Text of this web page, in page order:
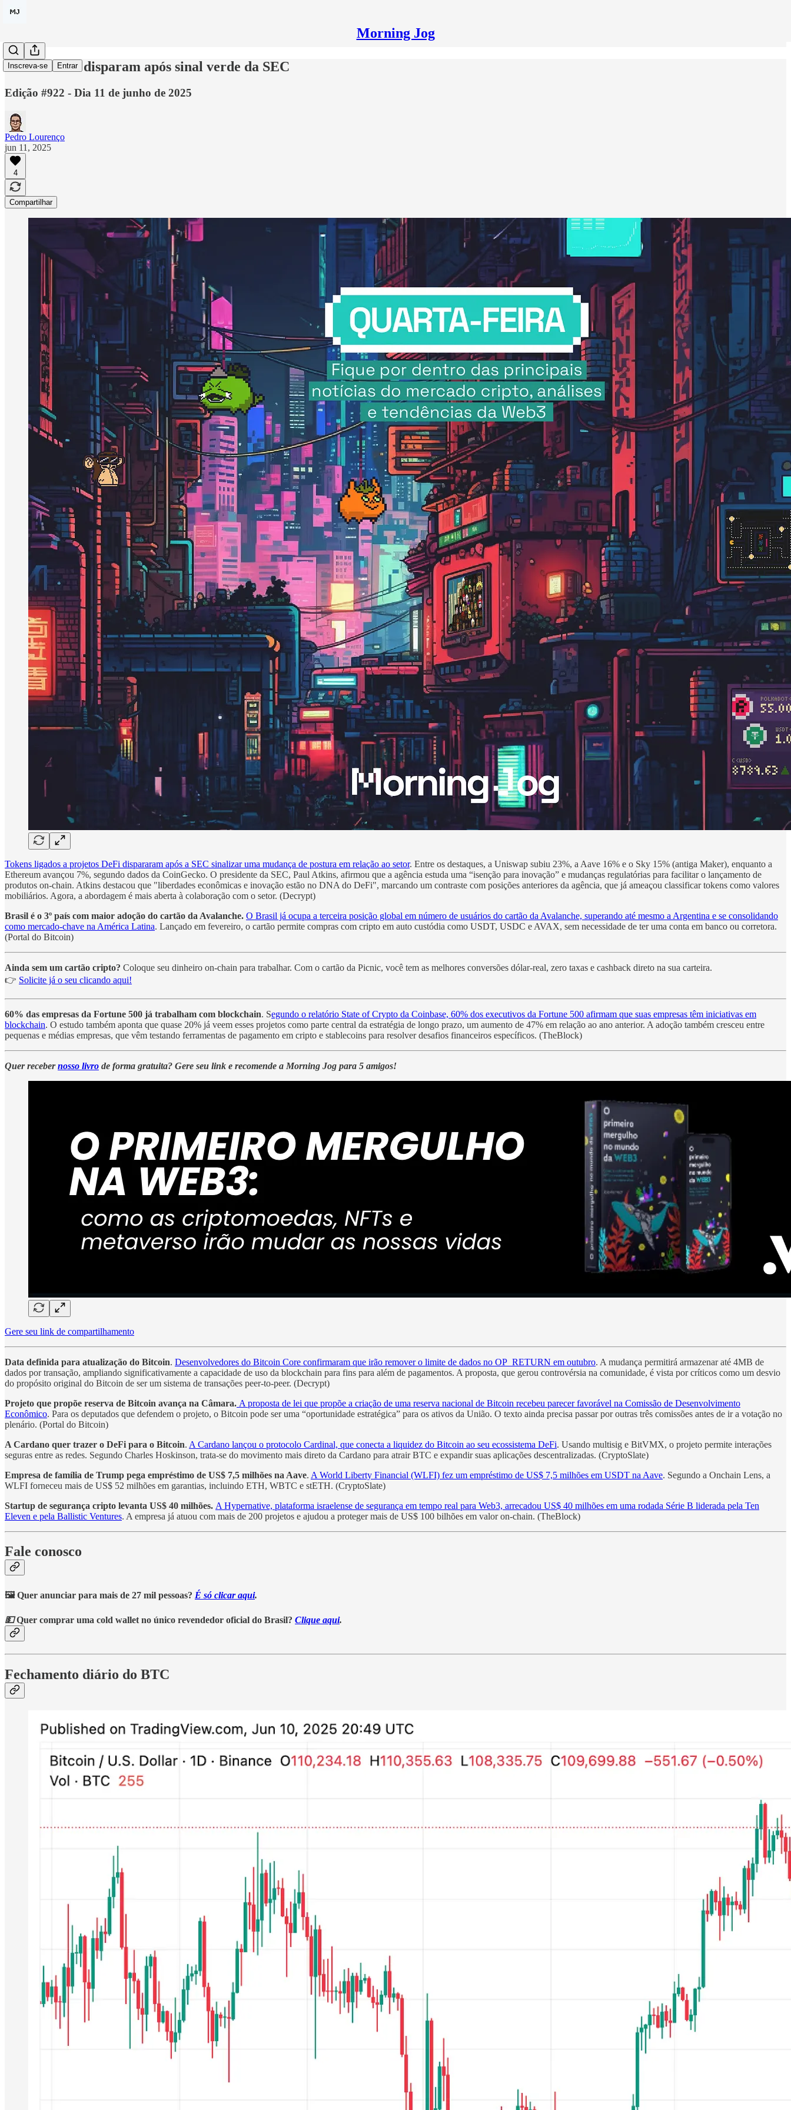
Morning Jog
Inscreva-se Entrar
Tokens DeFi disparam após sinal verde da SEC
Edição #922 - Dia 11 de junho de 2025
Pedro Lourenço
jun 11, 2025
4
Compartilhar
Tokens ligados a projetos DeFi dispararam após a SEC sinalizar uma mudança de postura em relação ao setor. Entre os destaques, a Uniswap subiu 23%, a Aave 16% e o Sky 15% (antiga Maker), enquanto a
Ethereum avançou 7%, segundo dados da CoinGecko. O presidente da SEC, Paul Atkins, afirmou que a agência estuda uma “isenção para inovação” e mudanças regulatórias para facilitar o lançamento de
produtos on-chain. Atkins destacou que "liberdades econômicas e inovação estão no DNA do DeFi", marcando um contraste com posições anteriores da agência, que já ameaçou classificar tokens como valores
mobiliários. Agora, a abordagem é mais aberta à colaboração com o setor. (Decrypt)
Brasil é o 3º país com maior adoção do cartão da Avalanche. O Brasil já ocupa a terceira posição global em número de usuários do cartão da Avalanche, superando até mesmo a Argentina e se consolidando
como mercado-chave na América Latina. Lançado em fevereiro, o cartão permite compras com cripto em auto custódia como USDT, USDC e AVAX, sem necessidade de ter uma conta em banco ou corretora.
(Portal do Bitcoin)
Ainda sem um cartão cripto? Coloque seu dinheiro on-chain para trabalhar. Com o cartão da Picnic, você tem as melhores conversões dólar-real, zero taxas e cashback direto na sua carteira.
👉 Solicite já o seu clicando aqui!
60% das empresas da Fortune 500 já trabalham com blockchain. Segundo o relatório State of Crypto da Coinbase, 60% dos executivos da Fortune 500 afirmam que suas empresas têm iniciativas em
blockchain. O estudo também aponta que quase 20% já veem esses projetos como parte central da estratégia de longo prazo, um aumento de 47% em relação ao ano anterior. A adoção também cresceu entre
pequenas e médias empresas, que vêm testando ferramentas de pagamento em cripto e stablecoins para resolver desafios financeiros específicos. (TheBlock)
Quer recebernosso livro de forma gratuita? Gere seu link e recomende a Morning Jog para 5 amigos!
Gere seu link de compartilhamento
Data definida para atualização do Bitcoin. Desenvolvedores do Bitcoin Core confirmaram que irão remover o limite de dados no OP_RETURN em outubro. A mudança permitirá armazenar até 4MB de
dados por transação, ampliando significativamente a capacidade de uso da blockchain para fins para além de pagamentos. A proposta, que gerou controvérsia na comunidade, é vista por críticos como um desvio
do propósito original do Bitcoin de ser um sistema de transações peer-to-peer. (Decrypt)
Projeto que propõe reserva de Bitcoin avança na Câmara. A proposta de lei que propõe a criação de uma reserva nacional de Bitcoin recebeu parecer favorável na Comissão de Desenvolvimento
Econômico. Para os deputados que defendem o projeto, o Bitcoin pode ser uma “oportunidade estratégica” para os ativos da União. O texto ainda precisa passar por outras três comissões antes de ir a votação no
plenário. (Portal do Bitcoin)
A Cardano quer trazer o DeFi para o Bitcoin. A Cardano lançou o protocolo Cardinal, que conecta a liquidez do Bitcoin ao seu ecossistema DeFi. Usando multisig e BitVMX, o projeto permite interações
seguras entre as redes. Segundo Charles Hoskinson, trata-se do movimento mais direto da Cardano para atrair BTC e expandir suas aplicações descentralizadas. (CryptoSlate)
Empresa de família de Trump pega empréstimo de US$ 7,5 milhões na Aave. A World Liberty Financial (WLFI) fez um empréstimo de US$ 7,5 milhões em USDT na Aave. Segundo a Onchain Lens, a
WLFI forneceu mais de US$ 52 milhões em garantias, incluindo ETH, WBTC e stETH. (CryptoSlate)
Startup de segurança cripto levanta US$ 40 milhões. A Hypernative, plataforma israelense de segurança em tempo real para Web3, arrecadou US$ 40 milhões em uma rodada Série B liderada pela Ten
Eleven e pela Ballistic Ventures. A empresa já atuou com mais de 200 projetos e ajudou a proteger mais de US$ 100 bilhões em valor on-chain. (TheBlock)
Fale conosco
🖼️ Quer anunciar para mais de 27 mil pessoas? É só clicar aqui.
💵Quer comprar uma cold wallet no único revendedor oficial do Brasil? Clique aqui.
Fechamento diário do BTC